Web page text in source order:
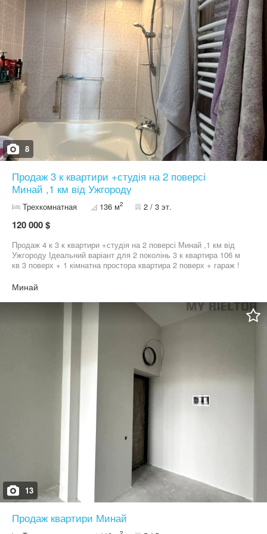
,встановлений газовий котел. Ціна 86000$ Дуже зручний та
тихий район і водночас всього 5 хвилин пішки до нового району.
8
Продаж 3 к квартири +студія на 2 поверсі
Минай ,1 км від Ужгороду
Трехкомнатная 136 м2 2 / 3 эт.
120 000 $
Продаж 4 к 3 к квартири +студія на 2 поверсі Минай ,1 км від
Ужгороду Ідеальний варіант для 2 поколінь 3 к квартира 106 м
кв 3 поверх + 1 кімнатна простора квартира 2 поверх + гараж !
Минай
13
Продаж квартири Минай